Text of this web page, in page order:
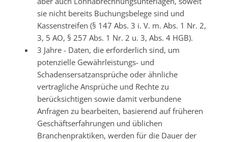
sie nicht bereits Buchungsbelege sind und
Kassenstreifen (§ 147 Abs. 3 i. V. m. Abs. 1 Nr. 2,
3, 5 AO, § 257 Abs. 1 Nr. 2 u. 3, Abs. 4 HGB).
3 Jahre - Daten, die erforderlich sind, um
potenzielle Gewährleistungs- und
Schadensersatzansprüche oder ähnliche
vertragliche Ansprüche und Rechte zu
berücksichtigen sowie damit verbundene
Anfragen zu bearbeiten, basierend auf früheren
Geschäftserfahrungen und üblichen
Branchenpraktiken, werden für die Dauer der